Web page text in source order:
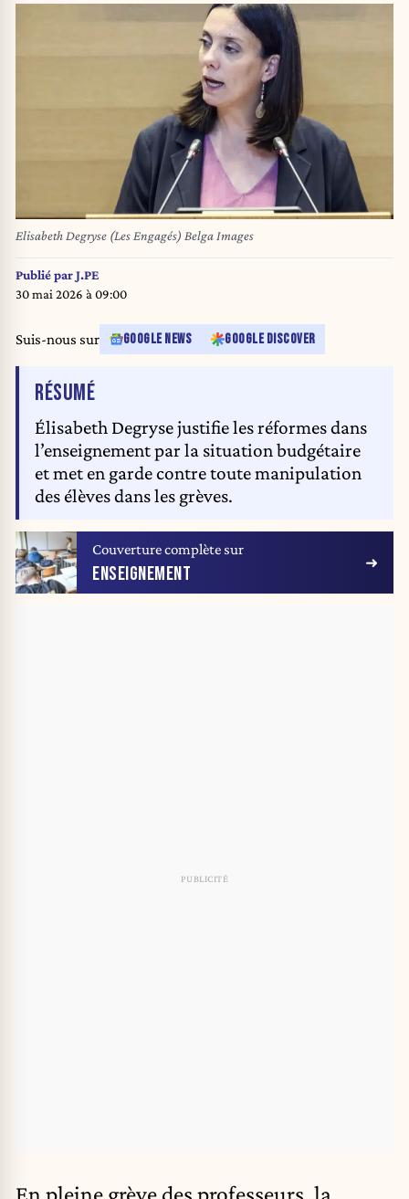
Elisabeth Degryse (Les Engagés) Belga Images
Publié parJ.PE
30 mai 2026 à 09:00
Suis-nous sur GOOGLE NEWS GOOGLE DISCOVER
RÉSUMÉDE L'ARTICLE
Élisabeth Degryse justifie les réformes dans
l’enseignement par la situation budgétaire
et met en garde contre toute manipulation
des élèves dans les grèves.
Couverture complète sur
ENSEIGNEMENT
En pleine grève des professeurs, la